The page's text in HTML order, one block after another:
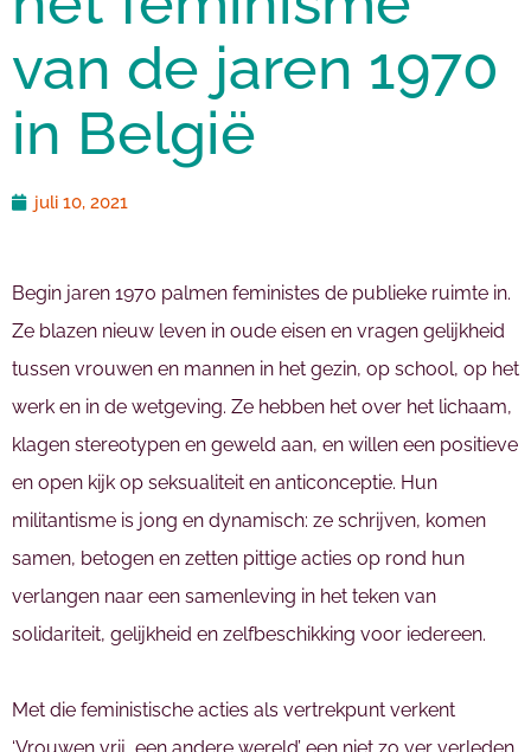
van de jaren 1970
in België
juli 10, 2021
Begin jaren 1970 palmen feministes de publieke ruimte in.
Ze blazen nieuw leven in oude eisen en vragen gelijkheid
tussen vrouwen en mannen in het gezin, op school, op het
werk en in de wetgeving. Ze hebben het over het lichaam,
klagen stereotypen en geweld aan, en willen een positieve
en open kijk op seksualiteit en anticonceptie. Hun
militantisme is jong en dynamisch: ze schrijven, komen
samen, betogen en zetten pittige acties op rond hun
verlangen naar een samenleving in het teken van
solidariteit, gelijkheid en zelfbeschikking voor iedereen.
Met die feministische acties als vertrekpunt verkent